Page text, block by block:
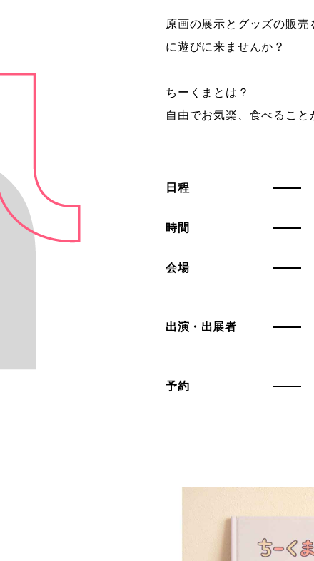
原画の展示とグッズの販
に遊びに来ませんか？
ちーくまとは？
自由でお気楽、食べること
日程
時間
会場
出演・出展者
予約